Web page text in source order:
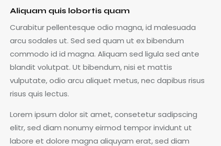
Aliquam quis lobortis quam
Curabitur pellentesque odio magna, id malesuada
arcu sodales ut. Sed sed quam ut ex bibendum
commodo id id magna. Aliquam sed ligula sed ante
blandit volutpat. Ut bibendum, nisi et mattis
vulputate, odio arcu aliquet metus, nec dapibus risus
risus quis lectus.
Lorem ipsum dolor sit amet, consetetur sadipscing
elitr, sed diam nonumy eirmod tempor invidunt ut
labore et dolore magna aliquyam erat, sed diam